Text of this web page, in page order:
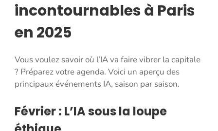
incontournables à Paris
en 2025
Vous voulez savoir où l’IA va faire vibrer la capitale
? Préparez votre agenda. Voici un aperçu des
principaux événements IA, saison par saison.
Février : L’IA sous la loupe